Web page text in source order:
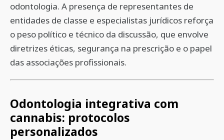
odontologia. A presença de representantes de
entidades de classe e especialistas jurídicos reforça
o peso político e técnico da discussão, que envolve
diretrizes éticas, segurança na prescrição e o papel
das associações profissionais.
Odontologia integrativa com
cannabis: protocolos
personalizados